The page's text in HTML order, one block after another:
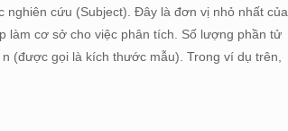
cứu (Subject). Đây là đơn vị nhỏ nhất của
làm cơ sở cho việc phân tích. Số lượng phần tử
(được gọi là kích thước mẫu). Trong ví dụ trên,